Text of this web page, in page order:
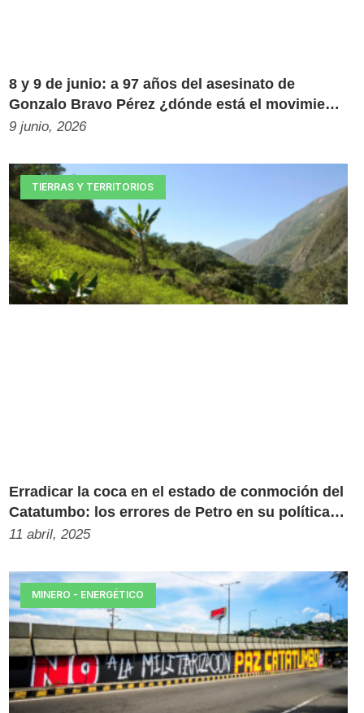
8 y 9 de junio: a 97 años del asesinato de
Gonzalo Bravo Pérez ¿dónde está el movimiento
estudiantil?
9 junio, 2026
TIERRAS Y TERRITORIOS
Erradicar la coca en el estado de conmoción del
Catatumbo: los errores de Petro en su política
de drogas
11 abril, 2025
MINERO - ENERGÉTICO